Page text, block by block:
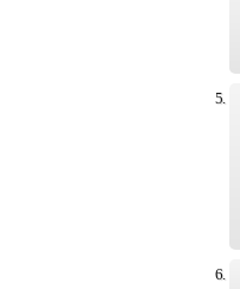
5.
6.